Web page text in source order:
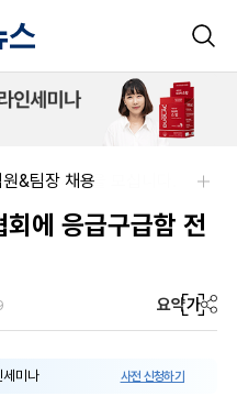
&팀장 채용
에 응급구급함 전
요약가
미나 사전 신청하기